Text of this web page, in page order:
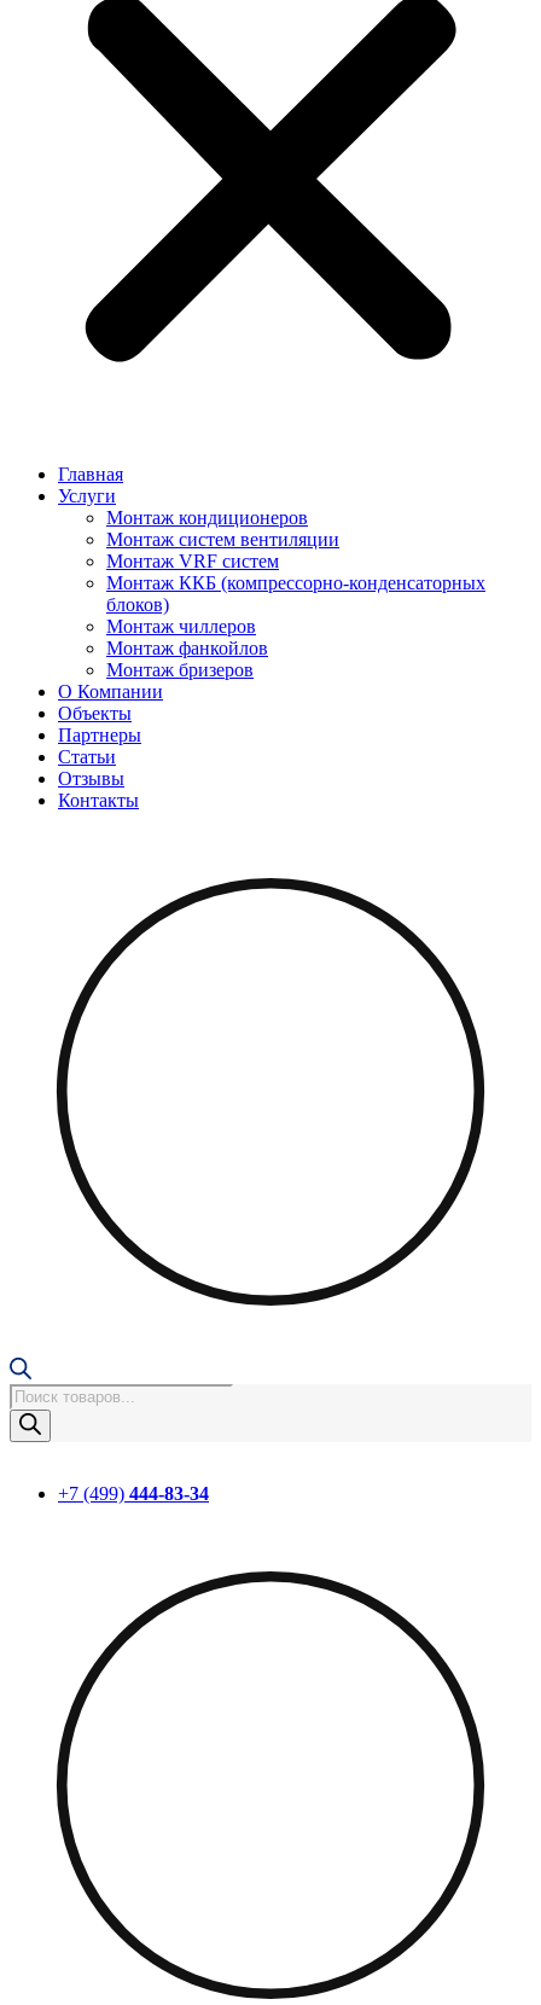
Главная
Услуги
Монтаж кондиционеров
Монтаж cистем вентиляции
Монтаж VRF систем
Монтаж ККБ (компрессорно-конденсаторных
блоков)
Монтаж чиллеров
Монтаж фанкойлов
Монтаж бризеров
О Компании
Объекты
Партнеры
Статьи
Отзывы
Контакты
Поиск
товаров
+7 (499) 444-83-34